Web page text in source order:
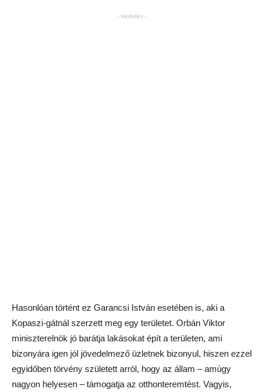
- Hirdetés -
Hasonlóan történt ez Garancsi István esetében is, aki a
Kopaszi-gátnál szerzett meg egy területet. Orbán Viktor
miniszterelnök jó barátja lakásokat épít a területen, ami
bizonyára igen jól jövedelmező üzletnek bizonyul, hiszen ezzel
egyidőben törvény született arról, hogy az állam – amúgy
nagyon helyesen – támogatja az otthonteremtést. Vagyis,